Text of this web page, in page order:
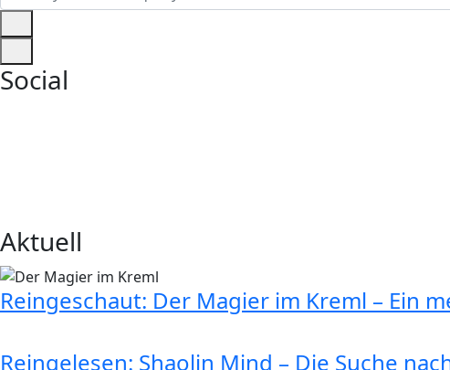
Social
Aktuell
Reingeschaut: Der Magier im Kreml – Ein
Reingelesen: Shaolin Mind – Die Suche